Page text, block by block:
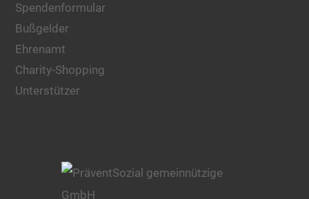
Spendenformular
Bußgelder
Ehrenamt
Charity-Shopping
Unterstützer